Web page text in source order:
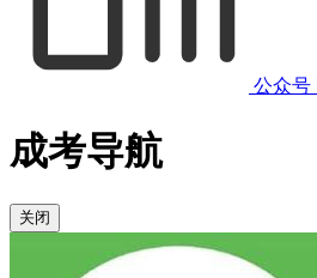
公众号
成考导航
关闭